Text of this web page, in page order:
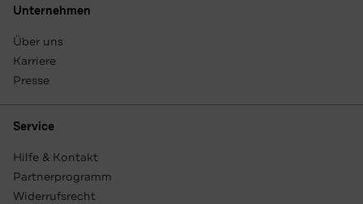
Unternehmen
Über uns
Karriere
Presse
Service
Hilfe & Kontakt
Partnerprogramm
Widerrufsrecht